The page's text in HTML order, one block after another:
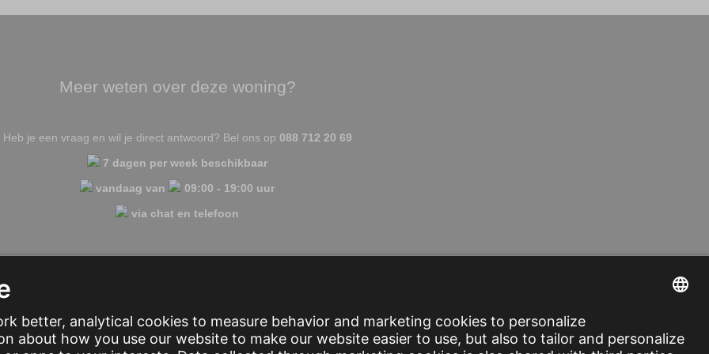
Meer weten over deze woning?
Heb je een vraag en wil je direct antwoord? Bel ons op 088 712 20 69
7 dagen per week beschikbaar
vandaag van
09:00 - 19:00 uur
via chat en telefoon
een chat Laat een bericht achter Veelgestelde vragen